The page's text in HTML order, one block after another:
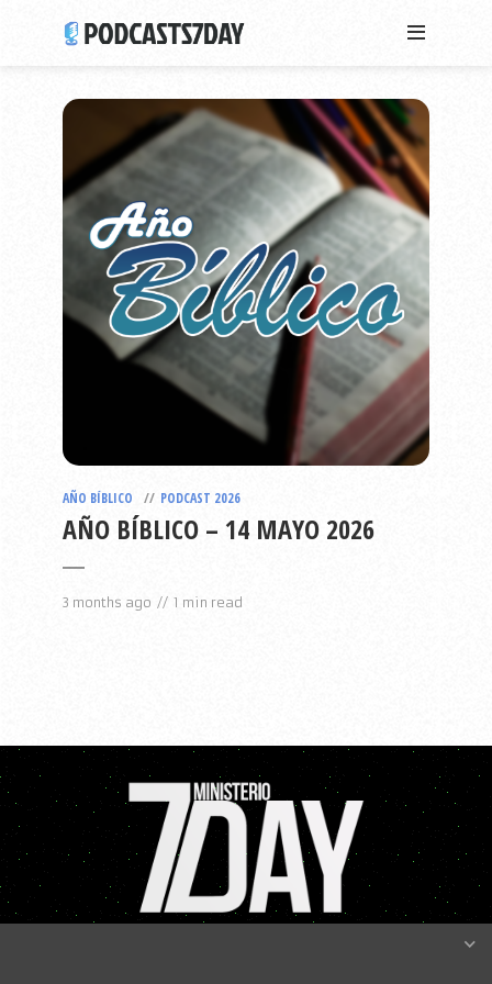
AÑO BÍBLICO PODCAST 2026
AÑO BÍBLICO – 14 MAYO 2026
3 months ago 1 min read